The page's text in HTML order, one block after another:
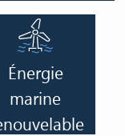
Énergie
marine